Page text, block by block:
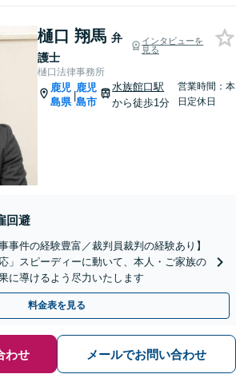
樋口 翔馬 弁
護士
インタビューを
見る
樋口法律事務所
鹿児
島県
|
鹿児
島市
水族館口駅
から徒歩1分
営業時間：本
日定休日
回避
事件の経験豊富／裁判員裁判の経験あり】
」スピーディーに動いて、本人・ご家族の
に導けるよう尽力いたします
料金表を見る
わせ メールでお問い合わせ